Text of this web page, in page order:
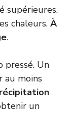
supérieures.
chaleurs. À
.
pressé. Un
moins
un